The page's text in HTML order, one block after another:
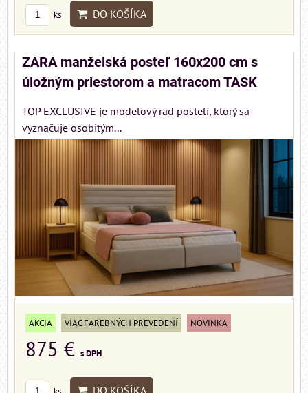
ks DO KOŠÍKA
ZARA manželská posteľ 160x200 cm s
úložným priestorom a matracom TASK
TOP EXCLUSIVE je modelový rad postelí, ktorý sa
vyznačuje osobitým...
AKCIA VIAC FAREBNÝCH PREVEDENÍ NOVINKA
875 € s DPH